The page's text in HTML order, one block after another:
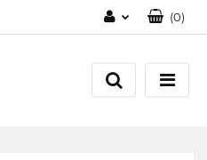
Zarejestruj się
(0)